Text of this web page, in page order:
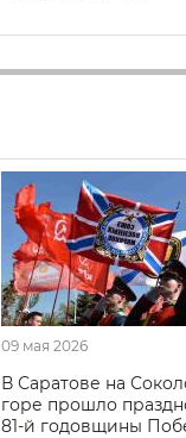
09 мая 2026
В Саратове на
горе прошло
81-й годовщины